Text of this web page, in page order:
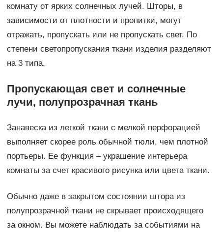
комнату от ярких солнечных лучей. Шторы, в
зависимости от плотности и пропитки, могут
отражать, пропускать или не пропускать свет. По
степени светопропускания ткани изделия разделяют
на 3 типа.
Пропускающая свет и солнечные
лучи, полупрозрачная ткань
Занавеска из легкой ткани с мелкой перфорацией
выполняет скорее роль обычной тюли, чем плотной
портьеры. Ее функция – украшение интерьера
комнаты за счет красивого рисунка или цвета ткани.
Обычно даже в закрытом состоянии штора из
полупрозрачной ткани не скрывает происходящего
за окном. Вы можете наблюдать за событиями на